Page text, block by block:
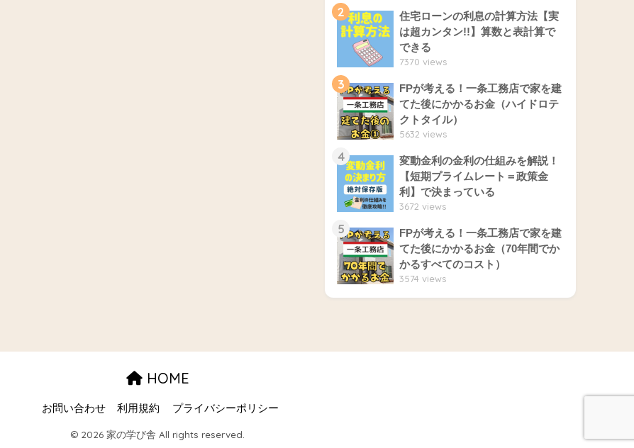
2
住宅ローンの利息の計算方法【実
は超カンタン!!】算数と表計算で
できる
7370 views
3
FPが考える！一条工務店で家を建
てた後にかかるお金（ハイドロテ
クトタイル）
5632 views
4
変動金利の金利の仕組みを解説！
【短期プライムレート＝政策金
利】で決まっている
3672 views
5
FPが考える！一条工務店で家を建
てた後にかかるお金（70年間でか
かるすべてのコスト）
3574 views
HOME
お問い合わせ 利用規約 プライバシーポリシー
© 2026 家の学び舎 All rights reserved.